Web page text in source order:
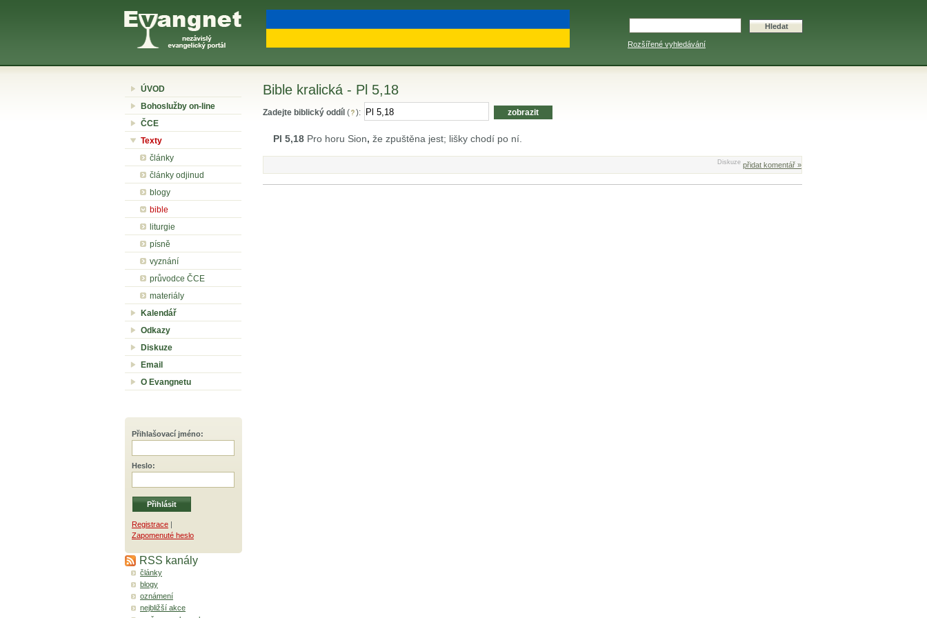
Rozšířené vyhledávání
ÚVOD
Bohoslužby on-line
ČCE
Texty
články
články odjinud
blogy
bible
liturgie
písně
vyznání
průvodce ČCE
materiály
Kalendář
Odkazy
Diskuze
Email
O Evangnetu
Přihlašovací jméno:
Heslo:
Registrace |
Zapomenuté heslo
RSS kanály
články
blogy
oznámení
nejbližší akce
Bible kralická - Pl 5,18
Zadejte biblický oddíl ( ):
Pl 5,18 Pro horu Sion, že zpuštěna jest; lišky chodí po ní.
Diskuze přidat komentář »